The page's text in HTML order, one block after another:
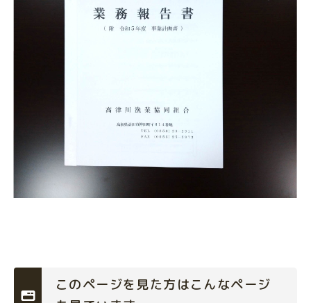
このページを見た方はこんなページ